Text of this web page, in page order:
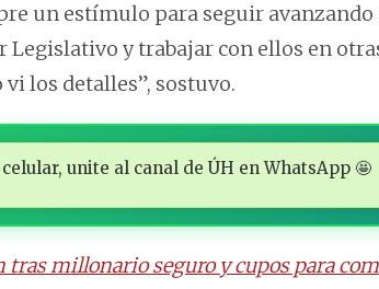
un estímulo para seguir avanzando
Legislativo y trabajar con ellos en
los detalles”, sostuvo.
unite al canal de ÚH en WhatsApp 🤩
tras millonario seguro y cupos para